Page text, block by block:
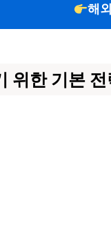
해
위한 기본 전